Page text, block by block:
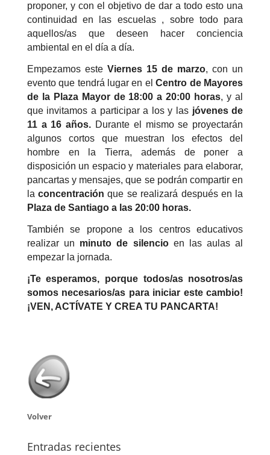
proponer, y con el objetivo de dar a todo esto una
continuidad en las escuelas , sobre todo para
aquellos/as que deseen hacer conciencia
ambiental en el día a día.
Empezamos este Viernes 15 de marzo, con un
evento que tendrá lugar en elCentro de Mayores
de la Plaza Mayor de 18:00 a 20:00 horas, y al
que invitamos a participar a los y las jóvenes de
11 a 16 años. Durante el mismo se proyectarán
algunos cortos que muestran los efectos del
hombre en la Tierra, además de poner a
disposición un espacio y materiales para elaborar,
pancartas y mensajes, que se podrán compartir en
laconcentración que se realizará después en la
Plaza de Santiago a las 20:00 horas.
También se propone a los centros educativos
realizar un minuto de silencioen las aulas al
empezar la jornada.
¡Te esperamos, porque todos/as nosotros/as
somos necesarios/as para iniciar este cambio!
¡VEN, ACTÍVATE Y CREA TU PANCARTA!
Volver
Entradas recientes